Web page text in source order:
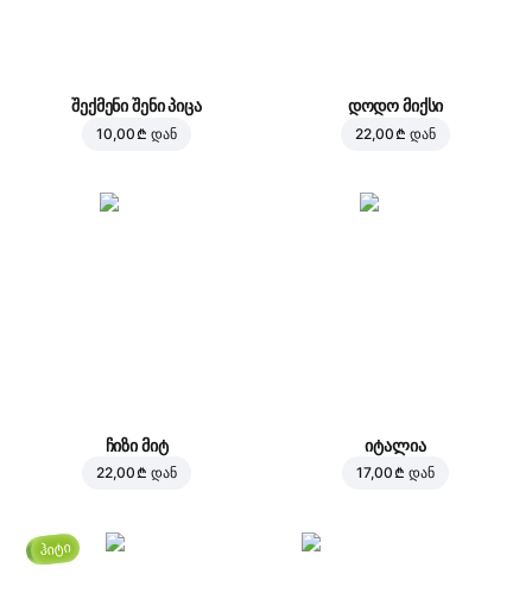
შექმენი შენი პიცა
10,00 ₾ დან
დოდო მიქსი
22,00 ₾ დან
ჩიზი მიტ
22,00 ₾ დან
იტალია
17,00 ₾ დან
ჰიტი